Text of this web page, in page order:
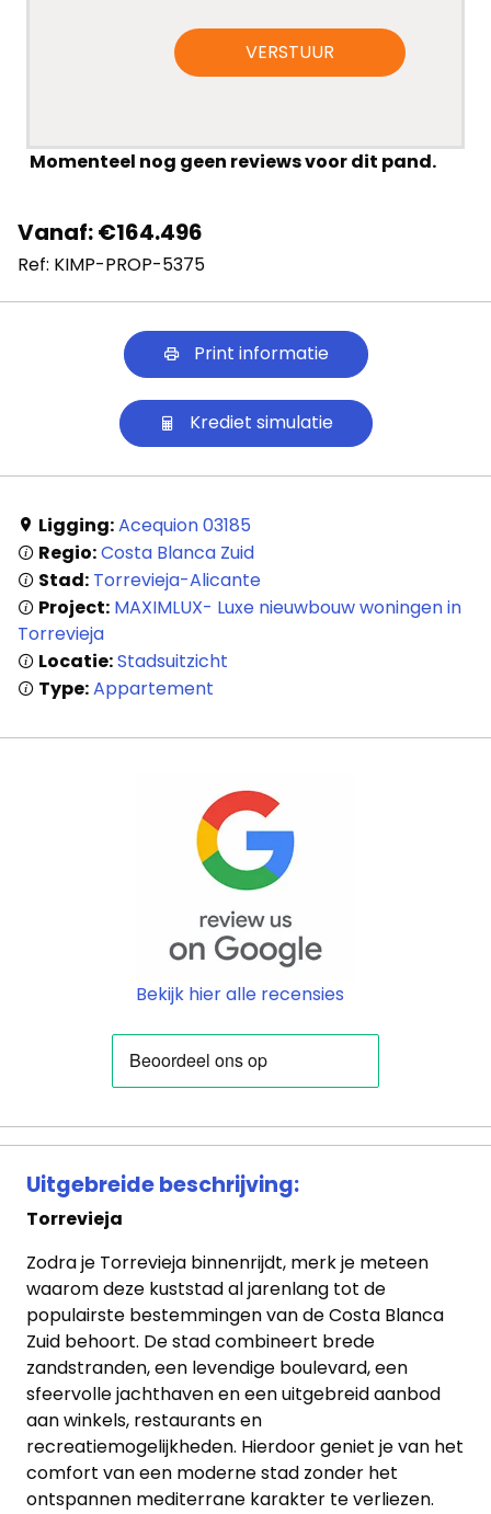
Home
projecten
Alle
Ons
team
Ons
kantoor
Onze
werkwijze
Contacteer
VERSTUUR
Momenteel nog geen reviews voor dit pand.
Vanaf: €164.496
Ref: KIMP-PROP-5375
Print informatie
Krediet simulatie
Ligging:Acequion 03185
Regio:Costa Blanca Zuid
Stad: Torrevieja-Alicante
Project: MAXIMLUX- Luxe nieuwbouw woningen in
Torrevieja
Locatie:Stadsuitzicht
Type:Appartement
Bekijk hier alle recensies
Uitgebreide beschrijving:
Torrevieja
Zodra je Torrevieja binnenrijdt, merk je meteen
waarom deze kuststad al jarenlang tot de
populairste bestemmingen van de Costa Blanca
Zuid behoort. De stad combineert brede
zandstranden, een levendige boulevard, een
sfeervolle jachthaven en een uitgebreid aanbod
aan winkels, restaurants en
recreatiemogelijkheden. Hierdoor geniet je van het
comfort van een moderne stad zonder het
ontspannen mediterrane karakter te verliezen.